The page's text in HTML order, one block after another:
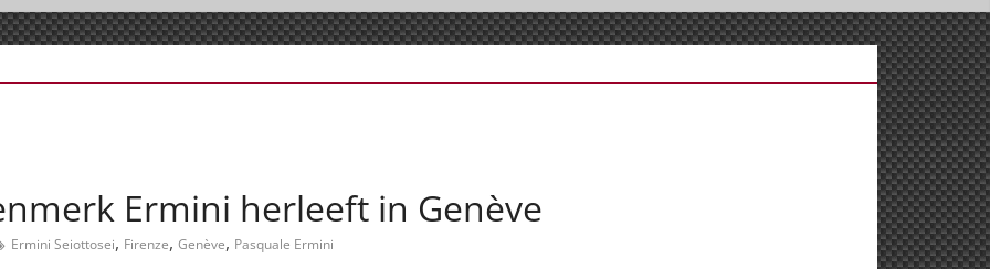
Ermini herleeft in Genève
Ermini Seiottosei, Firenze, Genève, Pasquale Ermini